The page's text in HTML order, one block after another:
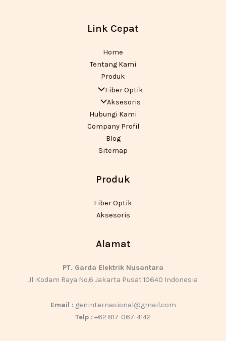
Link Cepat
Home
Tentang Kami
Produk
Fiber Optik
Aksesoris
Hubungi Kami
Company Profil
Blog
Sitemap
Produk
Fiber Optik
Aksesoris
Alamat
PT. Garda Elektrik Nusantara
Jl. Kodam Raya No.6 Jakarta Pusat 10640 Indonesia
Email : geninternasional@gmail.com
Telp : +62 817-067-4142